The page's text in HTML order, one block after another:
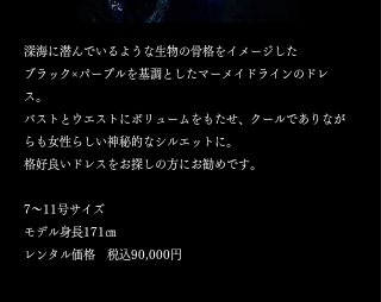
深海に潜んでいるような生物の骨格をイメージした
ブラック×パープルを基調としたマーメイドラインのドレ
ス。
バストとウエストにボリュームをもたせ、クールでありなが
らも女性らしい神秘的なシルエットに。
格好良いドレスをお探しの方にお勧めです。
7～11号サイズ
​モデル身長171㎝
​レンタル価格 税込90,000円